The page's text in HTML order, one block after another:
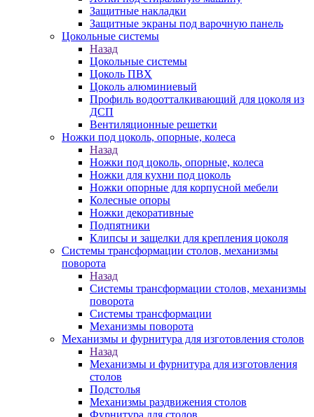
Защитные накладки
Защитные экраны под варочную панель
Цокольные системы
Назад
Цокольные системы
Цоколь ПВХ
Цоколь алюминиевый
Профиль водоотталкивающий для цоколя из
ДСП
Вентиляционные решетки
Ножки под цоколь, опорные, колеса
Назад
Ножки под цоколь, опорные, колеса
Ножки для кухни под цоколь
Ножки опорные для корпусной мебели
Колесные опоры
Ножки декоративные
Подпятники
Клипсы и защелки для крепления цоколя
Системы трансформации столов, механизмы
поворота
Назад
Системы трансформации столов, механизмы
поворота
Системы трансформации
Механизмы поворота
Механизмы и фурнитура для изготовления столов
Назад
Механизмы и фурнитура для изготовления
столов
Подстолья
Механизмы раздвижения столов
Фурнитура для столов